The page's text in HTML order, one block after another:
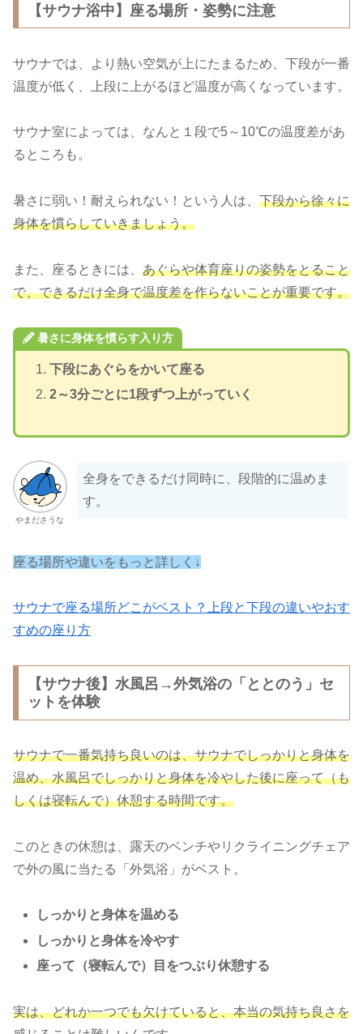
【サウナ浴中】座る場所・姿勢に注意
サウナでは、より熱い空気が上にたまるため、下段が一番
温度が低く、上段に上がるほど温度が高くなっています。
サウナ室によっては、なんと１段で5～10℃の温度差があ
るところも。
暑さに弱い！耐えられない！という人は、 下段から徐々に
身体を慣らしていきましょう。
また、座るときには、 あぐらや体育座りの姿勢をとること
で、できるだけ全身で温度差を作らないことが重要です。
暑さに身体を慣らす入り方
下段にあぐらをかいて座る
2～3分ごとに1段ずつ上がっていく
やまださうな
全身をできるだけ同時に、段階的に温めま
す。
座る場所や違いを もっと詳しく ↓
サウナで座る場所どこがベスト？上段と下段の違いやおす
すめの座り方
【サウナ後】水風呂→外気浴の「ととのう」セ
ットを体験
サウナで一番気持ち良いのは、サウナでしっかりと身体を
温め、水風呂でしっかりと身体を冷やした後に座って（も
しくは寝転んで）休憩する時間です。
このときの休憩は、露天のベンチやリクライニングチェア
で外の風に当たる「外気浴」がベスト。
しっかりと身体を温める
しっかりと身体を冷やす
座って（寝転んで）目をつぶり休憩する
実は、どれか一つでも欠けていると、本当の気持ち良さを